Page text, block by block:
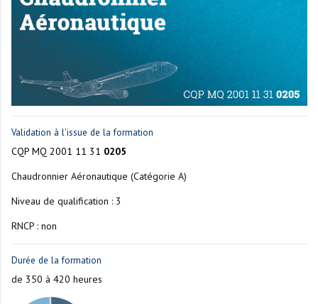
Validation à l'issue de la formation
CQP MQ 2001 11 31 0205
Chaudronnier Aéronautique (Catégorie A)
Niveau de qualification : 3
RNCP : non
Durée de la formation
de 350 à 420 heures